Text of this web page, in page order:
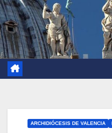
ARCHIDIÓCESIS DE VALENCIA